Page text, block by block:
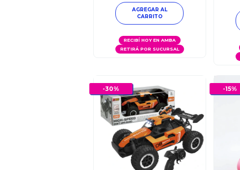
AGREGAR AL
CARRITO
RECIBÍ HOY EN AMBA
RETIRÁ POR SUCURSAL
-30% -15%